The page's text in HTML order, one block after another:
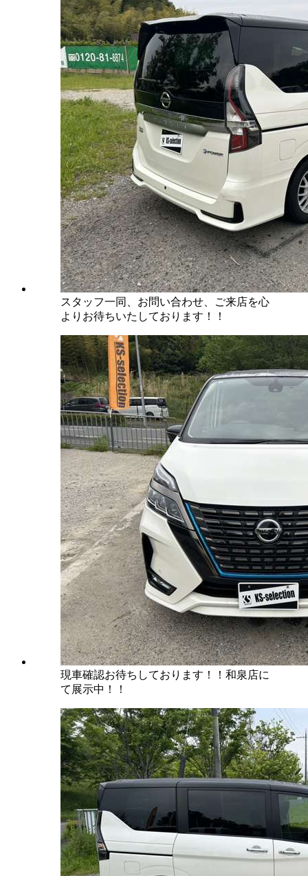
スタッフ一同、お問い合わせ、ご来店を心
よりお待ちいたしております！！
現車確認お待ちしております！！和泉店に
て展示中！！